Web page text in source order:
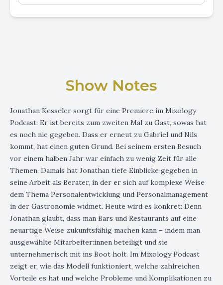
Show Notes
Jonathan Kesseler sorgt für eine Premiere im Mixology
Podcast: Er ist bereits zum zweiten Mal zu Gast, sowas hat
es noch nie gegeben. Dass er erneut zu Gabriel und Nils
kommt, hat einen guten Grund. Bei seinem ersten Besuch
vor einem halben Jahr war einfach zu wenig Zeit für alle
Themen. Damals hat Jonathan tiefe Einblicke gegeben in
seine Arbeit als Berater, in der er sich auf komplexe Weise
dem Thema Personalentwicklung und Personalmanagement
in der Gastronomie widmet. Heute wird es konkret: Denn
Jonathan glaubt, dass man Bars und Restaurants auf eine
neuartige Weise zukunftsfähig machen kann – indem man
ausgewählte Mitarbeiter:innen beteiligt und sie
unternehmerisch mit ins Boot holt. Im Mixology Podcast
zeigt er, wie das Modell funktioniert, welche zahlreichen
Vorteile es hat und welche Probleme und Komplikationen zu